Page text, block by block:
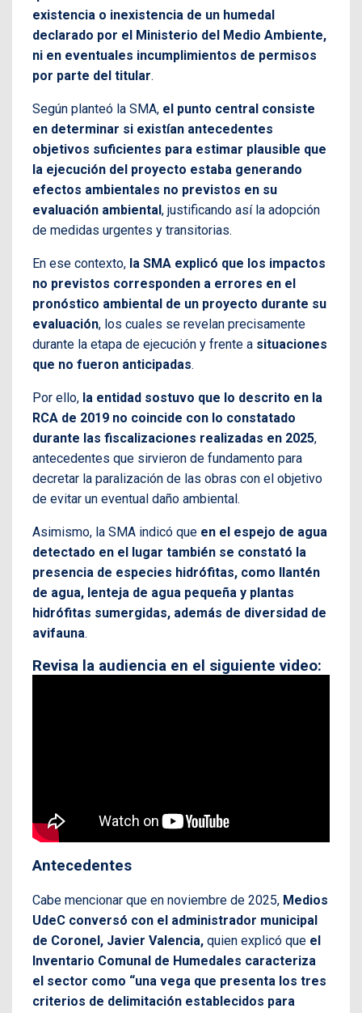
existencia o inexistencia de un humedal
declarado por el Ministerio del Medio Ambiente,
ni en eventuales incumplimientos de permisos
por parte del titular.
Según planteó la SMA, el punto central consiste
en determinar si existían antecedentes
objetivos suficientes para estimar plausible que
la ejecución del proyecto estaba generando
efectos ambientales no previstos en su
evaluación ambiental, justificando así la adopción
de medidas urgentes y transitorias.
En ese contexto, la SMA explicó que los impactos
no previstos corresponden a errores en el
pronóstico ambiental de un proyecto durante su
evaluación, los cuales se revelan precisamente
durante la etapa de ejecución y frente a situaciones
que no fueron anticipadas.
Por ello, la entidad sostuvo que lo descrito en la
RCA de 2019 no coincide con lo constatado
durante las fiscalizaciones realizadas en 2025,
antecedentes que sirvieron de fundamento para
decretar la paralización de las obras con el objetivo
de evitar un eventual daño ambiental.
Asimismo, la SMA indicó que en el espejo de agua
detectado en el lugar también se constató la
presencia de especies hidrófitas, como llantén
de agua, lenteja de agua pequeña y plantas
hidrófitas sumergidas, además de diversidad de
avifauna.
Revisa la audiencia en el siguiente video:
Antecedentes
Cabe mencionar que en noviembre de 2025, Medios
UdeC conversó con el administrador municipal
de Coronel, Javier Valencia, quien explicó que el
Inventario Comunal de Humedales caracteriza
el sector como “una vega que presenta los tres
criterios de delimitación establecidos para